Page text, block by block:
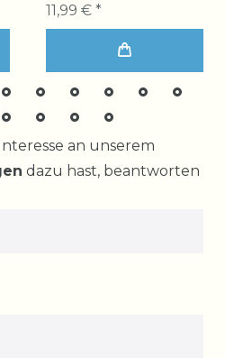
11,99 € *
an unserem
dazu hast, beantworten